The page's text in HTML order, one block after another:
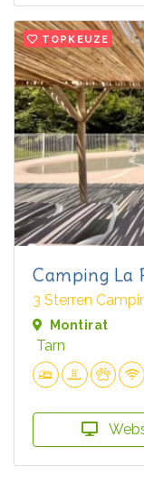
TOPKEUZE
Camping La
3 Sterren
Montirat
Tarn